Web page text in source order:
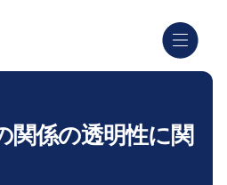
関係の透明性に関